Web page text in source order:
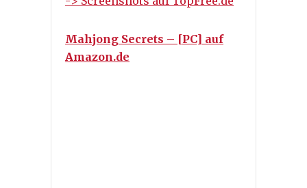
Mahjong Secrets – [PC] auf
Amazon.de